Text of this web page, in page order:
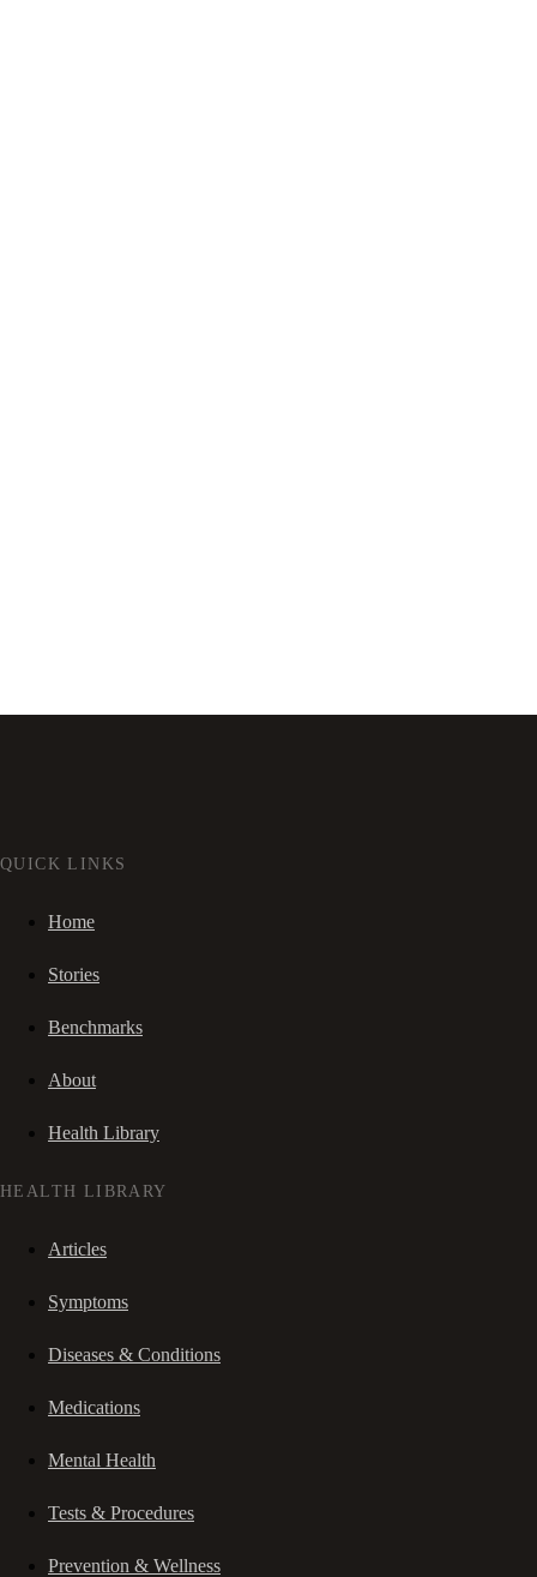
QUICK LINKS
Home
Stories
Benchmarks
About
Health Library
HEALTH LIBRARY
Articles
Symptoms
Diseases & Conditions
Medications
Mental Health
Tests & Procedures
Prevention & Wellness